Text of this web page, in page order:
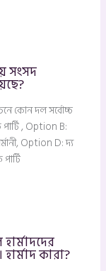
সংসদ
কোন দল সর্বোচ্চ
, Option B:
Option D: দ্য
কারা?